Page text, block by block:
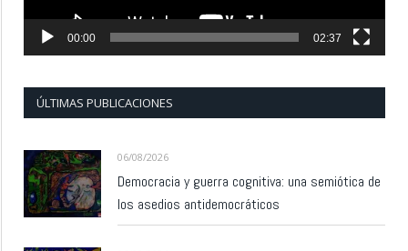
00:00 02:37
ÚLTIMAS PUBLICACIONES
06/08/2026
Democracia y guerra cognitiva: una semiótica de
los asedios antidemocráticos